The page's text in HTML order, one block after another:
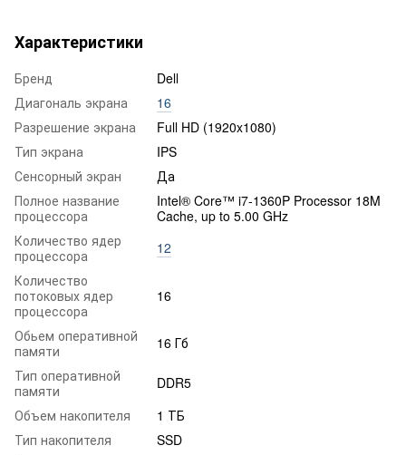
Характеристики
Бренд
Dell
Диагональ экрана
16
Разрешение экрана
Full HD (1920x1080)
Тип экрана
IPS
Сенсорный экран
Да
Полное название
процессора
Intel® Core™ i7-1360P Processor 18M
Cache, up to 5.00 GHz
Количество ядер
процессора
12
Количество
потоковых ядер
процессора
16
Обьем оперативной
памяти
16 Гб
Тип оперативной
памяти
DDR5
Объем накопителя
1 ТБ
Тип накопителя
SSD